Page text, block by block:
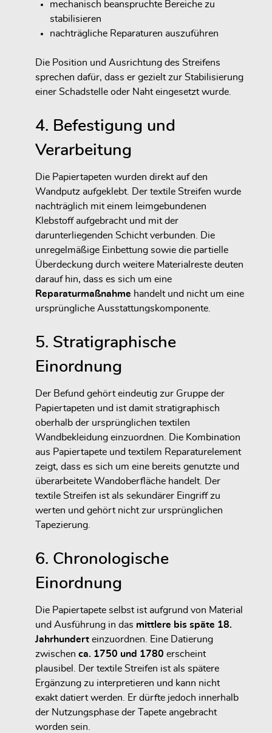
mechanisch beanspruchte Bereiche zu
stabilisieren
nachträgliche Reparaturen auszuführen
Die Position und Ausrichtung des Streifens
sprechen dafür, dass er gezielt zur Stabilisierung
einer Schadstelle oder Naht eingesetzt wurde.
4. Befestigung und
Verarbeitung
Die Papiertapeten wurden direkt auf den
Wandputz aufgeklebt. Der textile Streifen wurde
nachträglich mit einem leimgebundenen
Klebstoff aufgebracht und mit der
darunterliegenden Schicht verbunden. Die
unregelmäßige Einbettung sowie die partielle
Überdeckung durch weitere Materialreste deuten
darauf hin, dass es sich um eine
Reparaturmaßnahme handelt und nicht um eine
ursprüngliche Ausstattungskomponente.
5. Stratigraphische
Einordnung
Der Befund gehört eindeutig zur Gruppe der
Papiertapeten und ist damit stratigraphisch
oberhalb der ursprünglichen textilen
Wandbekleidung einzuordnen. Die Kombination
aus Papiertapete und textilem Reparaturelement
zeigt, dass es sich um eine bereits genutzte und
überarbeitete Wandoberfläche handelt. Der
textile Streifen ist als sekundärer Eingriff zu
werten und gehört nicht zur ursprünglichen
Tapezierung.
6. Chronologische
Einordnung
Die Papiertapete selbst ist aufgrund von Material
und Ausführung in das mittlere bis späte 18.
Jahrhundert einzuordnen. Eine Datierung
zwischen ca. 1750 und 1780 erscheint
plausibel. Der textile Streifen ist als spätere
Ergänzung zu interpretieren und kann nicht
exakt datiert werden. Er dürfte jedoch innerhalb
der Nutzungsphase der Tapete angebracht
worden sein.